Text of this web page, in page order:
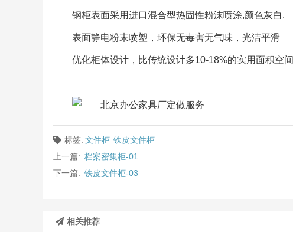
钢柜表面采用进口混合型热固性粉沫喷涂,颜色灰白.
表面静电粉末喷塑，环保无毒害无气味，光洁平滑
优化柜体设计，比传统设计多10-18%的实用面积空间
标签: 文件柜 铁皮文件柜
上一篇: 档案密集柜-01
下一篇: 铁皮文件柜-03
相关推荐